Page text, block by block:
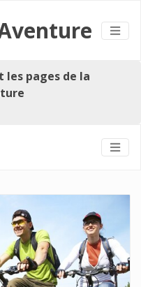
les pages de la